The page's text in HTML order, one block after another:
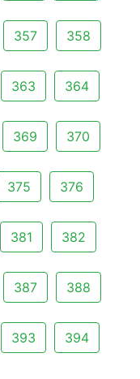
357 358
363 364
369 370
375 376
381 382
387 388
393 394